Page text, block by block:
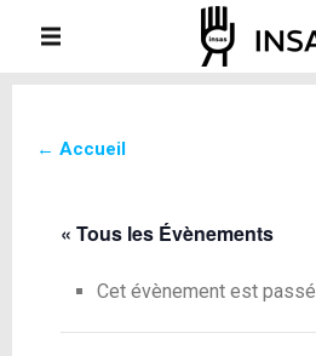
← Accueil
« Tous les Évènements
Cet évènement est passé